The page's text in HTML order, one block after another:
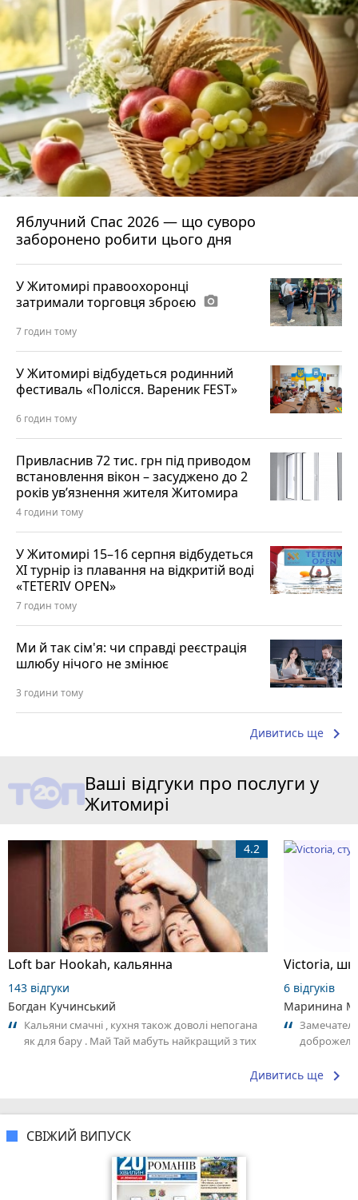
Яблучний Спас 2026 — що суворо
заборонено робити цього дня
У Житомирі правоохоронці
затримали торговця зброєю photo_camera
7 годин тому
У Житомирі відбудеться родинний
фестиваль «Полісся. Вареник FEST»
6 годин тому
Привласнив 72 тис. грн під приводом
встановлення вікон – засуджено до 2
років ув’язнення жителя Житомира
4 години тому
У Житомирі 15–16 серпня відбудеться
XI турнір із плавання на відкритій воді
«TETERIV OPEN»
7 годин тому
Ми й так сім'я: чи справді реєстрація
шлюбу нічого не змінює
3 години тому
Дивитись ще keyboard_arrow_right
Ваші відгуки про послуги у
Житомирі
Loft bar Hookah, кальянна
4.2
143 відгуки
Богдан Кучинський
Кальяни смачні , кухня також доволі непогана
як для бару . Май Тай мабуть найкращий з тих
6 відгуків
Маринина
Дивитись ще keyboard_arrow_right
СВІЖИЙ ВИПУСК